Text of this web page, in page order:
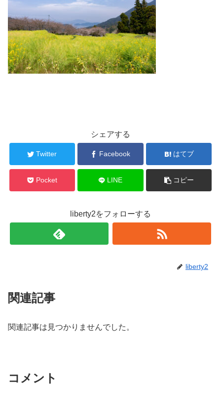
シェアする
Twitter Facebook はてブ
Pocket LINE コピー
liberty2をフォローする
liberty2
関連記事
関連記事は見つかりませんでした。
コメント